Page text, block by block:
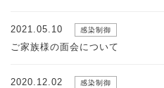
2021.05.10 感染制御
ご家族様の面会について
2020.12.02 感染制御